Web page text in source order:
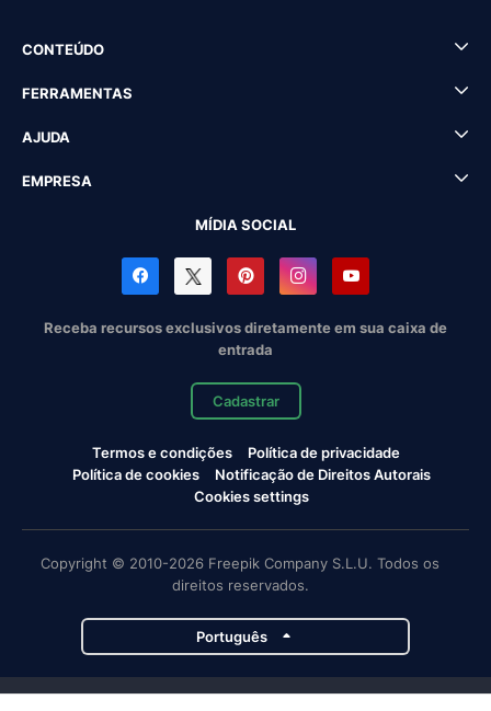
CONTEÚDO
FERRAMENTAS
AJUDA
EMPRESA
MÍDIA SOCIAL
Receba recursos exclusivos diretamente em sua caixa de
entrada
Cadastrar
Termos e condições
Política de privacidade
Política de cookies
Notificação de Direitos Autorais
Cookies settings
Copyright © 2010-2026 Freepik Company S.L.U. Todos os
direitos reservados.
Português